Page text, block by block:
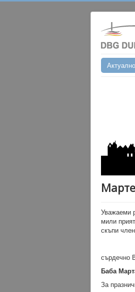
Актуално
Уважаеми
мили
скъпи
сърдечно
Баба
За